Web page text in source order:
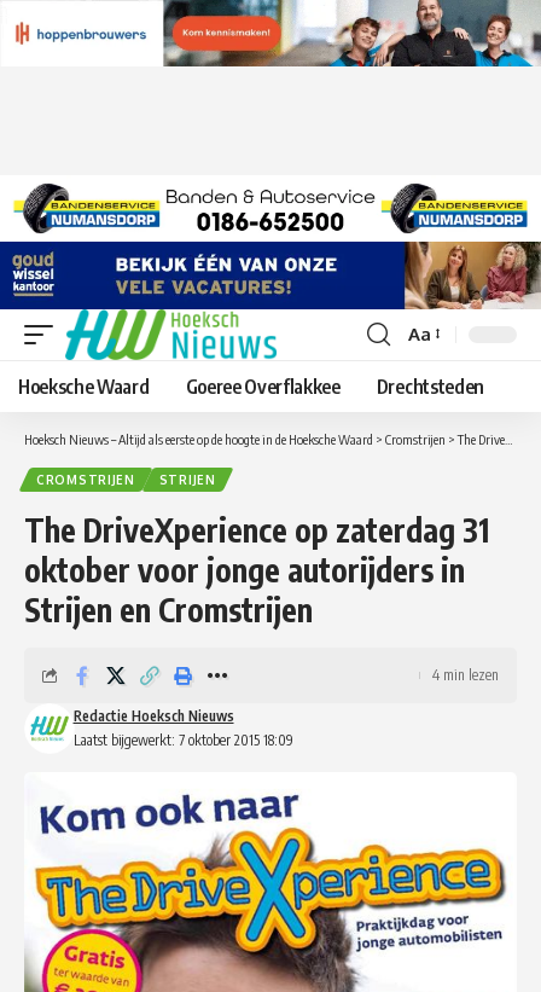
Lettergrootte
aanpassen
Aa
Hoeksche Waard Goeree Overflakkee Drechtsteden
Hoeksch Nieuws – Altijd als eerste op de hoogte in de Hoeksche Waard > Cromstrijen >The DriveXperience op zaterdag 31 oktober voor jonge autorijders in Strijen en Cromstrijen
CROMSTRIJEN STRIJEN
The DriveXperience op zaterdag 31
oktober voor jonge autorijders in
Strijen en Cromstrijen
Laatst bijgewerkt: 7 oktober 2015 18:09
Redactie Hoeksch Nieuws
4 min lezen